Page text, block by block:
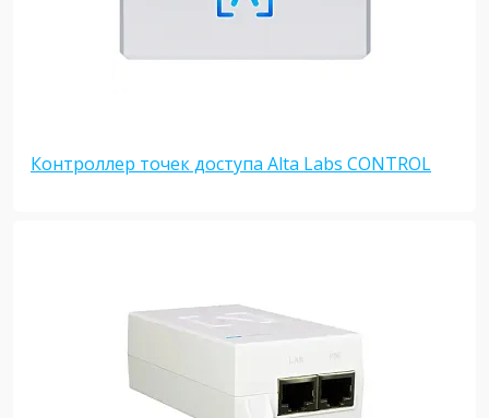
Контроллер точек доступа Alta Labs CONTROL